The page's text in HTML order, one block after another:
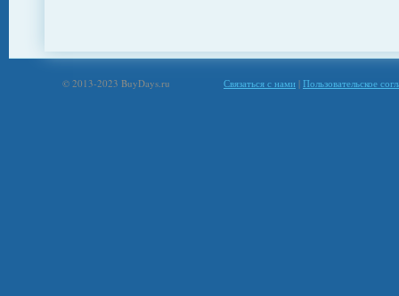
© 2013-2023 BuyDays.ru Связаться с нами | Пользовательское